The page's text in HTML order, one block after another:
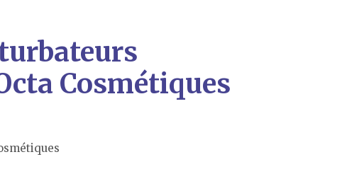
Cosmétiques